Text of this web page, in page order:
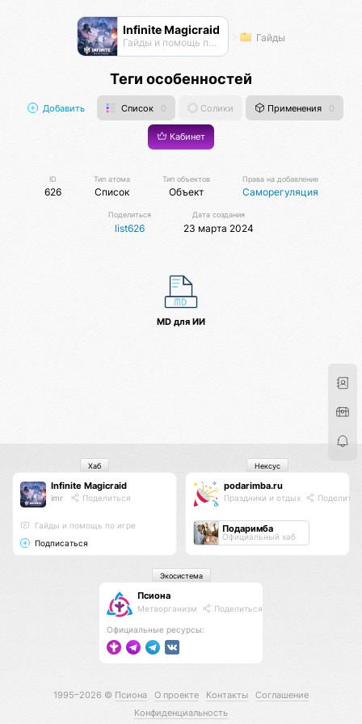
Infinite Magicraid
Гайды и помощь по игре Гайды
Теги особенностей
Добавить Список 0 Солики Применения 0
Кабинет
ID
626
Тип атома
Список
Тип объектов
Объект
Права на добавление
Саморегуляция
Поделиться
list626
Дата создания
23 марта 2024
MD для ИИ
Infinite Magicraid
imr Поделиться
Гайды и помощь по игре
Подписаться
Хаб
podarimba.ru
Праздники и отдых
Подаримба
Официальный хаб
Нексус
Псиона
Метаорганизм Поделиться
Официальные ресурсы:
Экосистема
1995–2026 © Псиона О проекте Контакты
Соглашение
Конфиденциальность